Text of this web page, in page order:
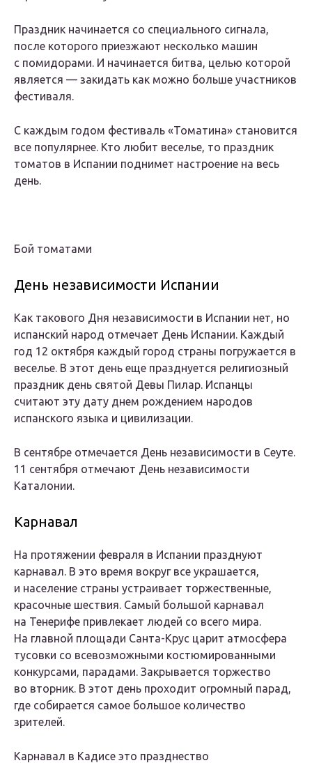
Праздник начинается со специального сигнала,
после которого приезжают несколько машин
с помидорами. И начинается битва, целью которой
является — закидать как можно больше участников
фестиваля.
С каждым годом фестиваль «Томатина» становится
все популярнее. Кто любит веселье, то праздник
томатов в Испании поднимет настроение на весь
день.
Бой томатами
День независимости Испании
Как такового Дня независимости в Испании нет, но
испанский народ отмечает День Испании. Каждый
год 12 октября каждый город страны погружается в
веселье. В этот день еще празднуется религиозный
праздник день святой Девы Пилар. Испанцы
считают эту дату днем рождением народов
испанского языка и цивилизации.
В сентябре отмечается День независимости в Сеуте.
11 сентября отмечают День независимости
Каталонии.
Карнавал
На протяжении февраля в Испании празднуют
карнавал. В это время вокруг все украшается,
и население страны устраивает торжественные,
красочные шествия. Самый большой карнавал
на Тенерифе привлекает людей со всего мира.
На главной площади Санта-Крус царит атмосфера
тусовки со всевозможными костюмированными
конкурсами, парадами. Закрывается торжество
во вторник. В этот день проходит огромный парад,
где собирается самое большое количество
зрителей.
Карнавал в Кадисе это празднество